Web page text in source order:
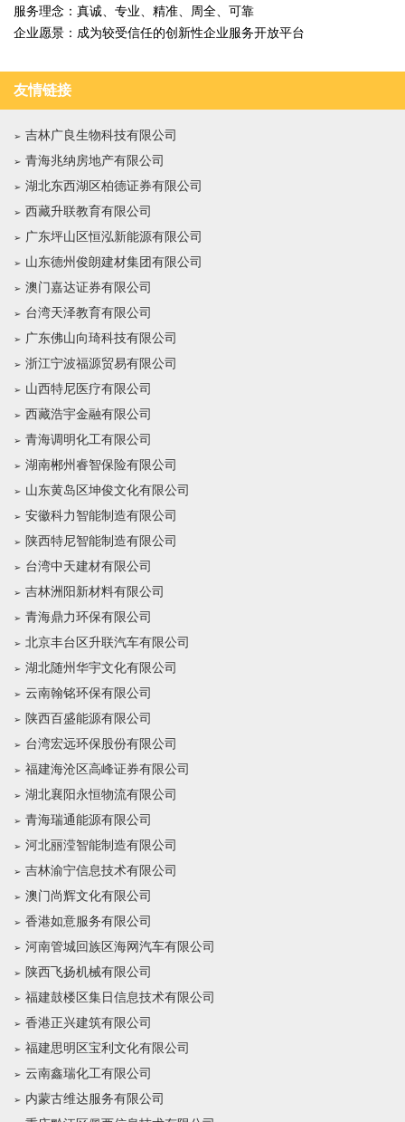
服务理念：真诚、专业、精准、周全、可靠
企业愿景：成为较受信任的创新性企业服务开放平台
友情链接
吉林广良生物科技有限公司
青海兆纳房地产有限公司
湖北东西湖区柏德证券有限公司
西藏升联教育有限公司
广东坪山区恒泓新能源有限公司
山东德州俊朗建材集团有限公司
澳门嘉达证券有限公司
台湾天泽教育有限公司
广东佛山向琦科技有限公司
浙江宁波福源贸易有限公司
山西特尼医疗有限公司
西藏浩宇金融有限公司
青海调明化工有限公司
湖南郴州睿智保险有限公司
山东黄岛区坤俊文化有限公司
安徽科力智能制造有限公司
陕西特尼智能制造有限公司
台湾中天建材有限公司
吉林洲阳新材料有限公司
青海鼎力环保有限公司
北京丰台区升联汽车有限公司
湖北随州华宇文化有限公司
云南翰铭环保有限公司
陕西百盛能源有限公司
台湾宏远环保股份有限公司
福建海沧区高峰证券有限公司
湖北襄阳永恒物流有限公司
青海瑞通能源有限公司
河北丽滢智能制造有限公司
吉林渝宁信息技术有限公司
澳门尚辉文化有限公司
香港如意服务有限公司
河南管城回族区海网汽车有限公司
陕西飞扬机械有限公司
福建鼓楼区集日信息技术有限公司
香港正兴建筑有限公司
福建思明区宝利文化有限公司
云南鑫瑞化工有限公司
内蒙古维达服务有限公司